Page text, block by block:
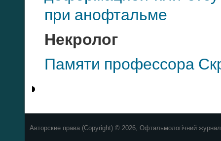
при анофтальме
Некролог
Памяти профессора
Авторские права (Copyright) © 2026, Офтальмологічний